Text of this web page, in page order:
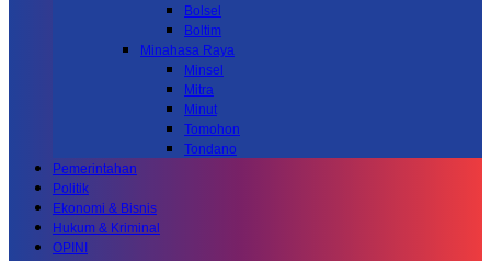
Bolsel
Boltim
Minahasa Raya
Minsel
Mitra
Minut
Tomohon
Tondano
Pemerintahan
Politik
Ekonomi & Bisnis
Hukum & Kriminal
OPINI